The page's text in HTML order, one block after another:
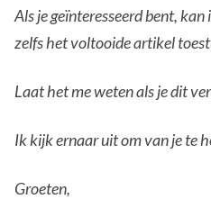
Als je geïnteresseerd bent, kan
zelfs het voltooide artikel
Laat het me weten als je dit
Ik kijk ernaar uit om van je te
Groeten,